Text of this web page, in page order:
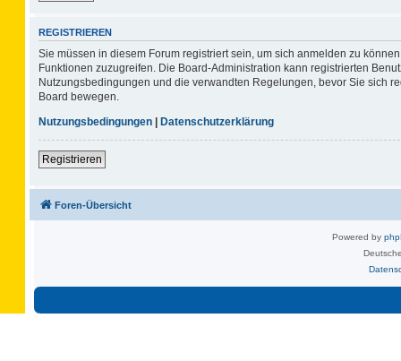
REGISTRIEREN
Sie müssen in diesem Forum registriert sein, um sich anmelden zu
Funktionen zuzugreifen. Die Board-Administration kann registrierten
Nutzungsbedingungen und die verwandten Regelungen, bevor Sie sich
Board bewegen.
Nutzungsbedingungen | Datenschutzerklärung
Registrieren
Foren-Übersicht
Powered by